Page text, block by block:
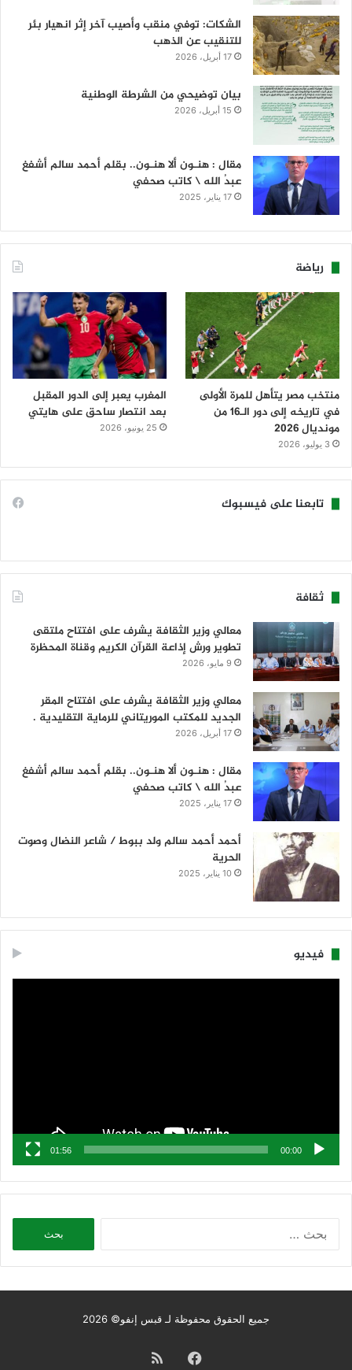
الشكات: توفي منقب وأصيب آخر إثر انهيار بئر
للتنقيب عن الذهب
17 أبريل، 2026
بيان توضيحي من الشرطة الوطنية
15 أبريل، 2026
مقال : هنـون ألا هنـون.. بقلم أحمد سالم أشفغ
عبدُ الله \ كاتب صحفي
17 يناير، 2025
رياضة
منتخب مصر يتأهل للمرة الأولى
في تاريخه إلى دور الـ16 من
مونديال 2026
3 يوليو، 2026
المغرب يعبر إلى الدور المقبل
بعد انتصار ساحق على هايتي
25 يونيو، 2026
تابعنا على فيسبوك
ثقافة
معالي وزير الثقافة يشرف على افتتاح ملتقى
تطوير ورش إذاعة القرآن الكريم وقناة المحظرة
9 مايو، 2026
معالي وزير الثقافة يشرف على افتتاح المقر
الجديد للمكتب الموريتاني للرماية التقليدية .
17 أبريل، 2026
مقال : هنـون ألا هنـون.. بقلم أحمد سالم أشفغ
عبدُ الله \ كاتب صحفي
17 يناير، 2025
أحمد أحمد سالم ولد ببوط / شاعر النضال وصوت
الحرية
10 يناير، 2025
فيديو
00:00
01:56
جميع الحقوق محفوظة لـ قبس إنفو© 2026
فيسبوكملخص